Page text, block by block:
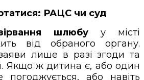
РАЦС чи суд
шлюбу у місті
від обраного органу.
лише в разі згоди та
Якщо ж дитина є, або один
або навіть